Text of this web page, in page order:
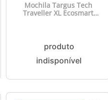
Mochila Targus Tech
Traveller XL Ecosmart